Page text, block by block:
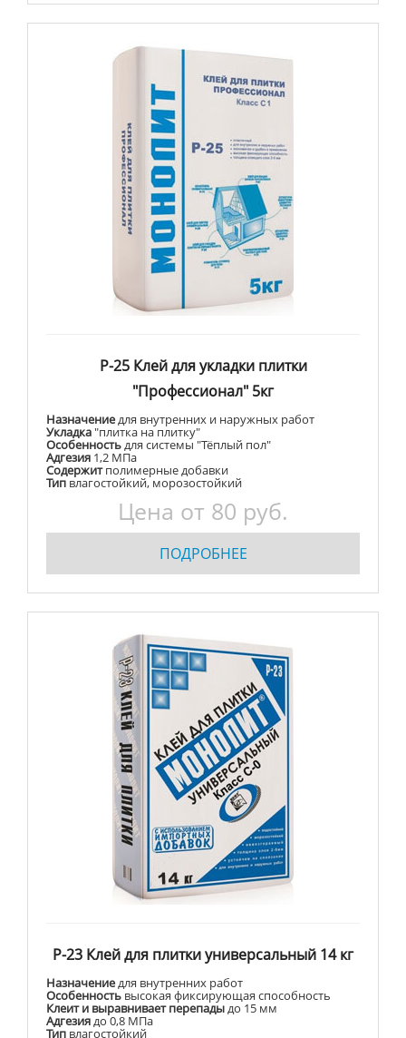
Р-25 Клей для укладки плитки
"Профессионал" 5кг
Назначениедля внутренних и наружных работ
Укладка"плитка на плитку"
Особенностьдля системы "Тёплый пол"
Адгезия 1,2 МПа
Содержитполимерные добавки
Тип влагостойкий, морозостойкий
Цена от 80 руб.
ПОДРОБНЕЕ
Р-23 Клей для плитки универсальный 14 кг
Назначениедля внутренних работ
Особенность высокая фиксирующая способность
Клеит и выравнивает перепадыдо 15 мм
Адгезиядо 0,8 МПа
Тип влагостойкий